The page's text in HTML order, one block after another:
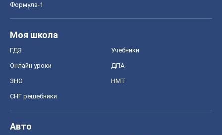
Формула-1
Моя школа
ГДЗ Учебники
Онлайн уроки ДПА
ЗНО НМТ
СНГ решебники
Авто